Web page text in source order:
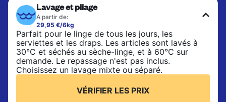
Lavage et pliage
A partir de:
29,95 €/6kg
Parfait pour le linge de tous les jours, les
serviettes et les draps. Les articles sont lavés à
30°C et séchés au sèche-linge, et à 60°C sur
demande. Le repassage n'est pas inclus.
Choisissez un lavage mixte ou séparé.
VÉRIFIER LES PRIX